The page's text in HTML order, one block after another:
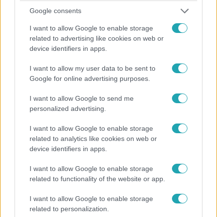
Google consents
I want to allow Google to enable storage
related to advertising like cookies on web or
device identifiers in apps.
I want to allow my user data to be sent to
Google for online advertising purposes.
I want to allow Google to send me
personalized advertising.
I want to allow Google to enable storage
related to analytics like cookies on web or
device identifiers in apps.
I want to allow Google to enable storage
related to functionality of the website or app.
I want to allow Google to enable storage
related to personalization.
2023. augusztus 7. 9:09
Elgázolt egy négyévest egy kutya egy golfautóval
lenyomva a gázpedált, és elütött egy négyéves kislányt,
majd áthajtott a gyerek lábán.